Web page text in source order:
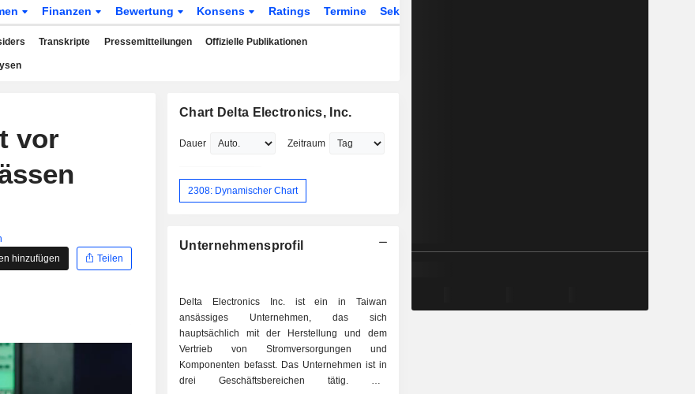
Finanzen Bewertung Konsens Ratings Termine Sektor
Transkripte Pressemitteilungen Offizielle Publikationen
vor
hinzufügen
Teilen
Chart Delta Electronics, Inc.
Dauer Zeitraum
2308: Dynamischer Chart
Unternehmensprofil
Delta Electronics Inc. ist ein in Taiwan
ansässiges Unternehmen, das sich
hauptsächlich mit der Herstellung und dem
Vertrieb von Stromversorgungen und
Komponenten befasst. Das Unternehmen ist in
drei Geschäftsbereichen tätig. Der